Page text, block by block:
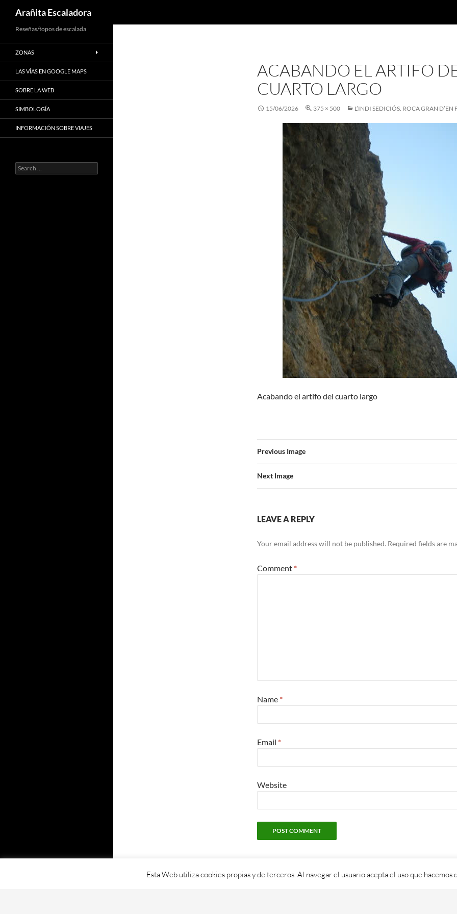
to
content
Arañita Escaladora
ACABANDO EL ARTIFO
CUARTO LARGO
15/06/2026 375 × 500 L’INDI SEDICIÓS. ROCA GRAN D’EN
Acabando el artifo del cuarto largo
Previous Image
Next Image
LEAVE A REPLY
Your email address will not be published. Required fields are
Comment *
Name *
Email *
Website
Reseñas/topos de escalada
ZONAS
LAS VÍAS EN GOOGLE MAPS
SOBRE LA WEB
SIMBOLOGÍA
INFORMACIÓN SOBRE VIAJES
Search
for:
Esta Web utiliza cookies propias y de terceros. Al navegar el usuario acepta el uso que hacemos